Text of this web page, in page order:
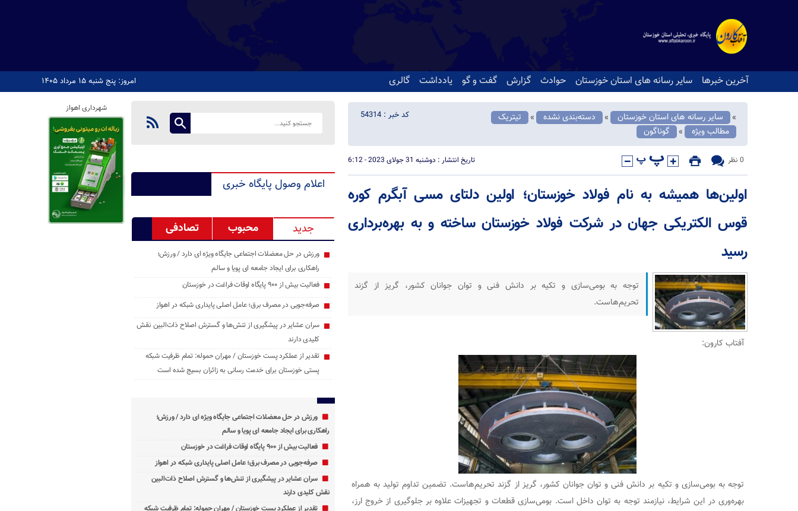
آخرین خبرها سایر رسانه های استان خوزستان حوادث گزارش گفت و گو یادداشت گالری امروز: پنج شنبه ۱۵ مرداد ۱۴۰۵
تیتریک « دسته‌بندی نشده « سایر رسانه های استان خوزستان «
گوناگون « مطالب ویژه
کد خبر : 54314
0 نظر تاریخ انتشار : دوشنبه 31 جولای 2023 - 6:12
اولین‌ها همیشه به نام فولاد خوزستان؛ اولین دلتای مسی آبگرم کوره
قوس الکتریکی جهان در شرکت فولاد خوزستان ساخته و به بهره‌برداری
رسید
توجه به بومی‌سازی و تکیه بر دانش فنی و توان جوانان کشور، گریز از گزند
تحریم‌هاست‌.
آفتاب کارون:
توجه به بومی‌سازی و تکیه بر دانش فنی و توان جوانان کشور، گریز از گزند تحریم‌هاست‌. تضمین تداوم تولید به همراه
بهره‌وری در این شرایط، نیازمند توجه به توان داخل است. بومی‌سازی قطعات و تجهیزات علاوه بر جلوگیری از خروج ارز،
اعلام وصول پایگاه خبری
جدید محبوب تصادفی
ورزش در حل معضلات اجتماعی جایگاه ویژه ای دارد / ورزش؛
راهکاری برای ایجاد جامعه ‌ای پویا و سالم
فعالیت بیش از ۹۰۰ پایگاه اوقات فراغت در خوزستان
صرفه‌جویی در مصرف برق؛ عامل اصلی پایداری شبکه در اهواز
سران عشایر در پیشگیری از تنش‌ها و گسترش اصلاح ذات‌البین نقش
کلیدی دارند
تقدیر از عملکرد پست خوزستان / مهران حموله: تمام ظرفیت‌ شبکه
پستی خوزستان برای خدمت ‌رسانی به زائران بسیج شده است
ورزش در حل معضلات اجتماعی جایگاه ویژه ای دارد / ورزش؛
راهکاری برای ایجاد جامعه ‌ای پویا و سالم
فعالیت بیش از ۹۰۰ پایگاه اوقات فراغت در خوزستان
صرفه‌جویی در مصرف برق؛ عامل اصلی پایداری شبکه در اهواز
سران عشایر در پیشگیری از تنش‌ها و گسترش اصلاح ذات‌البین
نقش کلیدی دارند
تقدیر از عملکرد پست خوزستان / مهران حموله: تمام ظرفیت‌ شبکه
شهرداری اهواز